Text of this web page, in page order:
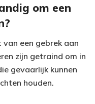
om een
een gebrek aan
zijn getraind om in
gevaarlijk kunnen
houden.